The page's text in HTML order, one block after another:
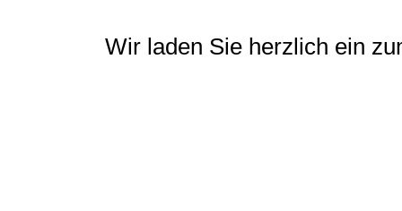
Wir laden Sie herzlich ein